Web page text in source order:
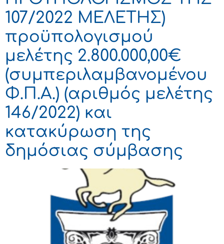
107/2022 ΜΕΛΕΤΗΣ)
προϋπολογισμού
μελέτης 2.800.000,00€
(συμπεριλαμβανομένου
Φ.Π.Α.) (αριθμός μελέτης
146/2022) και
κατακύρωση της
δημόσιας σύμβασης